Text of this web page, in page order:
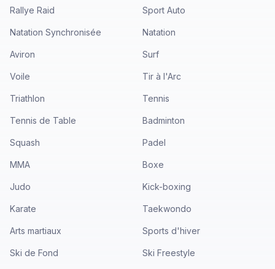
Rallye Raid Sport Auto
Natation Synchronisée Natation
Aviron Surf
Voile Tir à l'Arc
Triathlon Tennis
Tennis de Table Badminton
Squash Padel
MMA Boxe
Judo Kick-boxing
Karate Taekwondo
Arts martiaux Sports d'hiver
Ski de Fond Ski Freestyle